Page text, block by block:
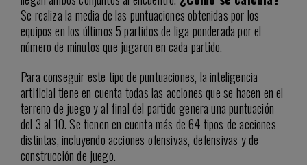
Se realiza la media de las puntuaciones obtenidas por los
equipos en los últimos 5 partidos de liga ponderada por el
número de minutos que jugaron en cada partido.
Para conseguir este tipo de puntuaciones, la inteligencia
artificial tiene en cuenta todas las acciones que se hacen en el
terreno de juego y al final del partido genera una puntuación
del 3 al 10. Se tienen en cuenta más de 64 tipos de acciones
distintas, incluyendo acciones ofensivas, defensivas y de
construcción de juego.